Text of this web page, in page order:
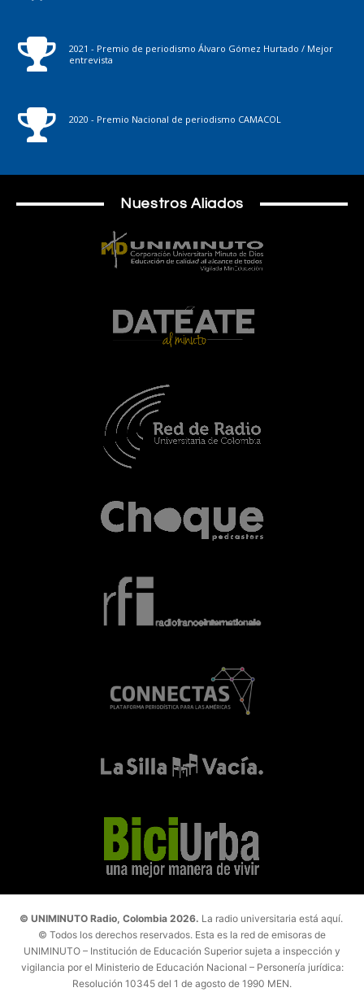
2021 - Premio de periodismo Álvaro Gómez Hurtado / Mejor
entrevista
2020 - Premio Nacional de periodismo CAMACOL
Nuestros Aliados
© UNIMINUTO Radio, Colombia 2026. La radio universitaria está aquí.
© Todos los derechos reservados. Esta es la red de emisoras de
UNIMINUTO – Institución de Educación Superior sujeta a inspección y
vigilancia por el Ministerio de Educación Nacional – Personería jurídica:
Resolución 10345 del 1 de agosto de 1990 MEN.